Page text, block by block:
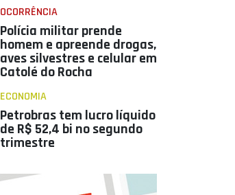
OCORRÊNCIA
Polícia militar prende
homem e apreende drogas,
aves silvestres e celular em
Catolé do Rocha
ECONOMIA
Petrobras tem lucro líquido
de R$ 52,4 bi no segundo
trimestre